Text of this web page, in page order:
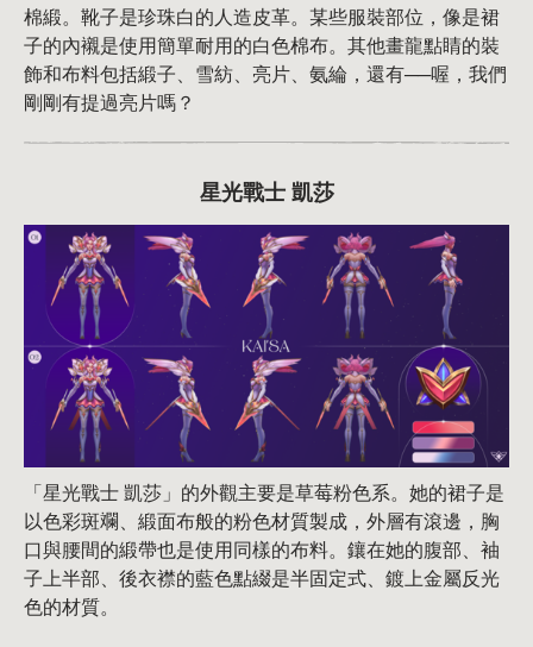
棉緞。靴子是珍珠白的人造皮革。某些服裝部位，像是裙
子的內襯是使用簡單耐用的白色棉布。其他畫龍點睛的裝
飾和布料包括緞子、雪紡、亮片、氨綸，還有──喔，我們
剛剛有提過亮片嗎？
星光戰士 凱莎
「星光戰士 凱莎」的外觀主要是草莓粉色系。她的裙子是
以色彩斑斕、緞面布般的粉色材質製成，外層有滾邊，胸
口與腰間的緞帶也是使用同樣的布料。鑲在她的腹部、袖
子上半部、後衣襟的藍色點綴是半固定式、鍍上金屬反光
色的材質。